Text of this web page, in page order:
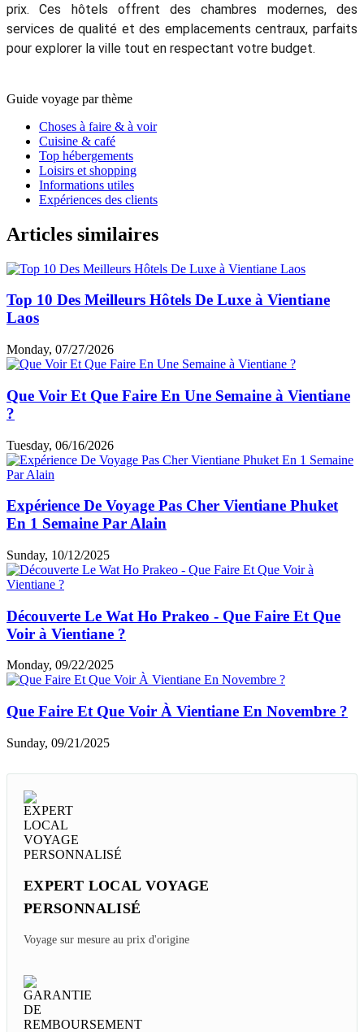
prix. Ces hôtels offrent des chambres modernes, des
services de qualité et des emplacements centraux, parfaits
pour explorer la ville tout en respectant votre budget.
Guide voyage par thème
Choses à faire & à voir
Cuisine & café
Top hébergements
Loisirs et shopping
Informations utiles
Expériences des clients
Articles similaires
Top 10 Des Meilleurs Hôtels De Luxe à Vientiane
Laos
Monday, 07/27/2026
Que Voir Et Que Faire En Une Semaine à Vientiane
?
Tuesday, 06/16/2026
Expérience De Voyage Pas Cher Vientiane Phuket
En 1 Semaine Par Alain
Sunday, 10/12/2025
Découverte Le Wat Ho Prakeo - Que Faire Et Que
Voir à Vientiane ?
Monday, 09/22/2025
Que Faire Et Que Voir À Vientiane En Novembre ?
Sunday, 09/21/2025
EXPERT LOCAL VOYAGE
PERSONNALISÉ
Voyage sur mesure au prix d'origine